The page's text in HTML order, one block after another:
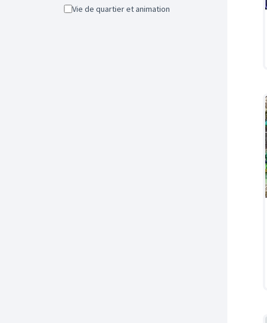
Vie de quartier et animation